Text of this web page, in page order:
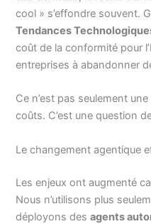
cool » s’effondre souvent.
Tendances
coût de la conformité pour
entreprises à abandonner
Ce n’est pas seulement
coûts. C’est une question
Le changement agentique
Les enjeux ont augmenté
Nous n’utilisons plus
déployons desagents